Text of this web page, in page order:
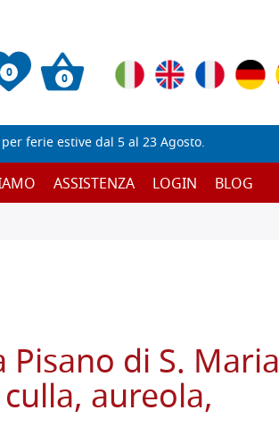
0 0
ferie estive dal 5 al 23 Agosto.
ASSISTENZA LOGIN BLOG
Pisano di S. Maria
aureola,